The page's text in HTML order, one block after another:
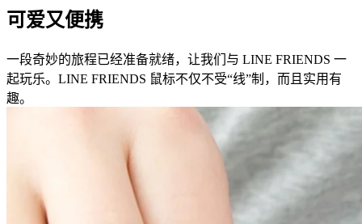
可爱又便携
一段奇妙的旅程已经准备就绪，让我们与 LINE FRIENDS 一
起玩乐。LINE FRIENDS 鼠标不仅不受“线”制，而且实用有
趣。